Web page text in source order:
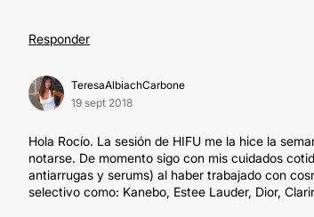
Responder
TeresaAlbiachCarbone
19 sept 2018
Hola Rocío. La sesión de HIFU me la hice la
notarse. De momento sigo con mis cuidados
antiarrugas y serums) al haber trabajado con
selectivo como: Kanebo, Estee Lauder, Dior,